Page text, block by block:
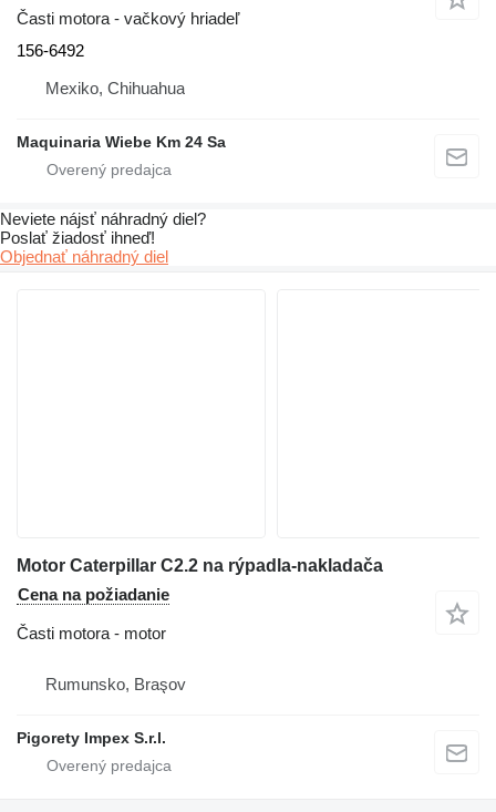
Časti motora - vačkový hriadeľ
156-6492
Mexiko, Chihuahua
Maquinaria Wiebe Km 24 Sa
Neviete nájsť náhradný diel?
Poslať žiadosť ihneď!
Objednať náhradný diel
Motor Caterpillar C2.2 na rýpadla-nakladača
Cena na požiadanie
Časti motora - motor
Rumunsko, Braşov
Pigorety Impex S.r.l.